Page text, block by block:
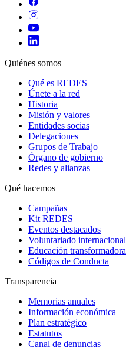
Quiénes somos
Qué es REDES
Únete a la red
Historia
Misión y valores
Entidades socias
Delegaciones
Grupos de Trabajo
Órgano de gobierno
Redes y alianzas
Qué hacemos
Campañas
Kit REDES
Eventos destacados
Voluntariado internacional
Educación transformadora
Códigos de Conducta
Transparencia
Memorias anuales
Información económica
Plan estratégico
Estatutos
Canal de denuncias